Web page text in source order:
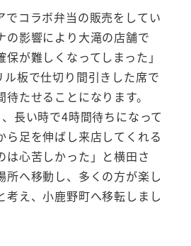
でコラボ弁当の販売をしてい
の影響により大滝の店舗で
が難しくなってしまった」
ル板で仕切り間引きした席で
たせることになります。
、長い時で4時間待ちになって
ら足を伸ばし来店してくれる
は心苦しかった」と横田さ
所へ移動し、多くの方が楽し
考え、小鹿野町へ移転しまし